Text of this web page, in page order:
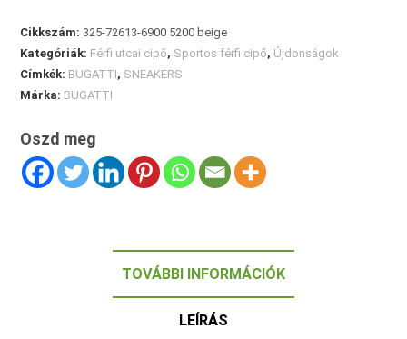
Cikkszám: 325-72613-6900 5200 beige
Kategóriák: Férfi utcai cipő, Sportos férfi cipő, Újdonságok
Címkék: BUGATTI, SNEAKERS
Márka: BUGATTI
Oszd meg
TOVÁBBI INFORMÁCIÓK
LEÍRÁS